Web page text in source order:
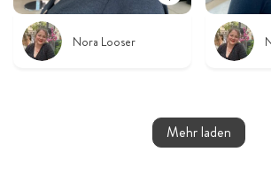
Nora Looser
Mehr laden